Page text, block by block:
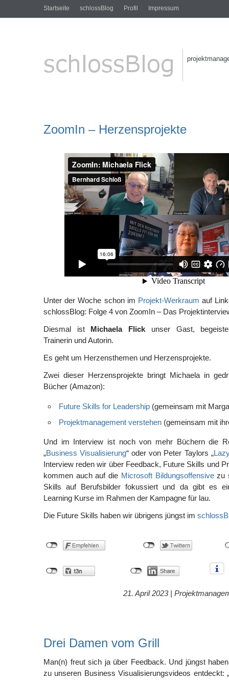
Startseite schlossBlog Profil Impressum
ZoomIn – Herzensprojekte
Unter der Woche schon im Projekt-Werkraum auf
schlossBlog: Folge 4 von ZoomIn – Das
Diesmal ist Michaela Flick unser Gast,
Trainerin und Autorin.
Es geht um Herzensthemen und Herzensprojekte.
Zwei dieser Herzensprojekte bringt Michaela in
Bücher (Amazon):
Future Skills for Leadership (gemeinsam mit
Projektmanagement verstehen (gemeinsam mit
Und im Interview ist noch von mehr Büchern die
„Business Visualisierung“ oder von Peter Taylors „
Interview reden wir über Feedback, Future Skills und
kommen auch auf die Microsoft Bildungsoffensivezu
Skills auf Berufsbilder fokussiert und da gibt es
Learning Kurse im Rahmen der Kampagne für lau.
Die Future Skills haben wir übrigens jüngst im
21. April 2023 |
Drei Damen vom Grill
Man(n) freut sich ja über Feedback. Und jüngst
zu unseren Business Visualisierungsvideos entdeckt: